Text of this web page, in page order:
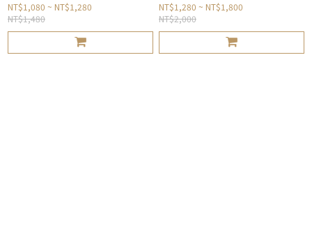
NT$1,080 ~ NT$1,280
NT$1,480
NT$1,280 ~ NT$1,800
NT$2,000